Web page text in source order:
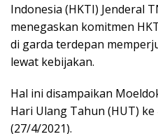
Indonesia (HKTI) Jenderal
menegaskan komitmen
di garda terdepan
lewat kebijakan.
Hal ini disampaikan
Hari Ulang Tahun (HUT) ke
(27/4/2021).